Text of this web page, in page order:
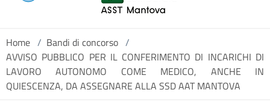
Home / Bandi di concorso /
AVVISO PUBBLICO PER IL CONFERIMENTO DI INCARICHI DI
LAVORO AUTONOMO COME MEDICO, ANCHE IN
QUIESCENZA, DA ASSEGNARE ALLA SSD AAT MANTOVA